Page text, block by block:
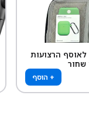
לאוסף הרצועות
שחור
+ הוסף